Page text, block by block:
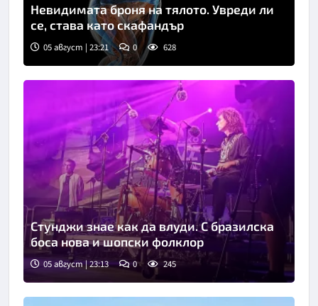
Невидимата броня на тялото. Увреди ли
се, става като скафандър
05 август | 23:21 0 628
Стунджи знае как да влуди. С бразилска
боса нова и шопски фолклор
05 август | 23:13 0 245